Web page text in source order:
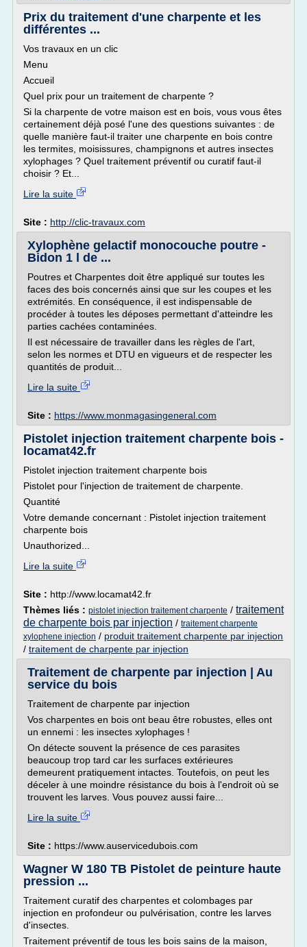
Prix du traitement d'une charpente et les
différentes ...
Vos travaux en un clic
Menu
Accueil
Quel prix pour un traitement de charpente ?
Si la charpente de votre maison est en bois, vous vous êtes
certainement déjà posé l'une des questions suivantes : de
quelle manière faut-il traiter une charpente en bois contre
les termites, moisissures, champignons et autres insectes
xylophages ? Quel traitement préventif ou curatif faut-il
choisir ? Et...
Lire la suite
Site : http://clic-travaux.com
Xylophène gelactif monocouche poutre -
Bidon 1 l de ...
Poutres et Charpentes doit être appliqué sur toutes les
faces des bois concernés ainsi que sur les coupes et les
extrémités. En conséquence, il est indispensable de
procéder à toutes les déposes permettant d'atteindre les
parties cachées contaminées.
Il est nécessaire de travailler dans les règles de l'art,
selon les normes et DTU en vigueurs et de respecter les
quantités de produit...
Lire la suite
Site : https://www.monmagasingeneral.com
Pistolet injection traitement charpente bois -
locamat42.fr
Pistolet injection traitement charpente bois
Pistolet pour l'injection de traitement de charpente.
Quantité
Votre demande concernant : Pistolet injection traitement
charpente bois
Unauthorized...
Lire la suite
Site : http://www.locamat42.fr
Thèmes liés : pistolet injection traitement charpente / traitement
de charpente bois par injection / traitement charpente
xylophene injection / produit traitement charpente par injection
/ traitement de charpente par injection
Traitement de charpente par injection | Au
service du bois
Traitement de charpente par injection
Vos charpentes en bois ont beau être robustes, elles ont
un ennemi : les insectes xylophages !
On détecte souvent la présence de ces parasites
beaucoup trop tard car les surfaces extérieures
demeurent pratiquement intactes. Toutefois, on peut les
déceler à une moindre résistance du bois à l'endroit où se
trouvent les larves. Vous pouvez aussi faire...
Lire la suite
Site : https://www.auservicedubois.com
Wagner W 180 TB Pistolet de peinture haute
pression ...
Traitement curatif des charpentes et colombages par
injection en profondeur ou pulvérisation, contre les larves
d'insectes.
Traitement préventif de tous les bois sains de la maison,